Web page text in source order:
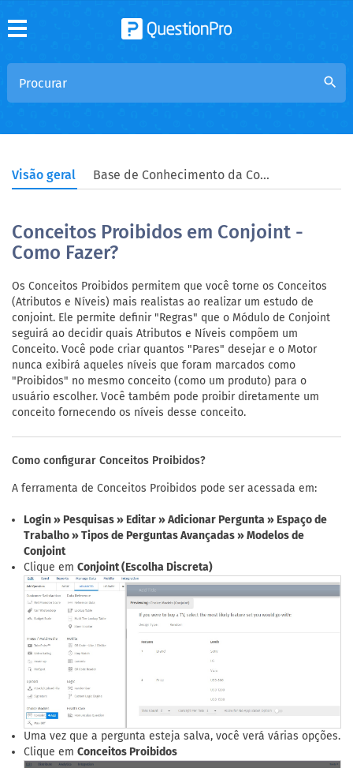
search
Visão geral Base de Conhecimento da Comunidade
Conceitos Proibidos em Conjoint -
Como Fazer?
Os Conceitos Proibidos permitem que você torne os Conceitos
(Atributos e Níveis) mais realistas ao realizar um estudo de
conjoint. Ele permite definir "Regras" que o Módulo de Conjoint
seguirá ao decidir quais Atributos e Níveis compõem um
Conceito. Você pode criar quantos "Pares" desejar e o Motor
nunca exibirá aqueles níveis que foram marcados como
"Proibidos" no mesmo conceito (como um produto) para o
usuário escolher. Você também pode proibir diretamente um
conceito fornecendo os níveis desse conceito.
Como configurar Conceitos Proibidos?
A ferramenta de Conceitos Proibidos pode ser acessada em:
Login » Pesquisas » Editar » Adicionar Pergunta » Espaço de
Trabalho » Tipos de Perguntas Avançadas » Modelos de
Conjoint
Clique em Conjoint (Escolha Discreta)
Uma vez que a pergunta esteja salva, você verá várias opções.
Clique em Conceitos Proibidos